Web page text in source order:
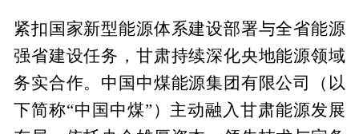
紧扣国家新型能源体系建设部署与全省能源
强省建设任务，甘肃持续深化央地能源领域
务实合作。中国中煤能源集团有限公司（以
下简称“中国中煤”）主动融入甘肃能源发展